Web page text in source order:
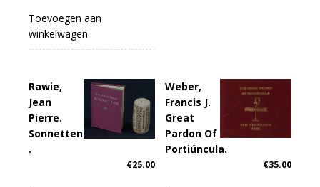
Toevoegen aan
winkelwagen
Rawie,
Jean
Pierre.
Sonnetten
.
€25.00
Weber,
Francis J.
Great
Pardon Of
Portiúncula.
€35.00